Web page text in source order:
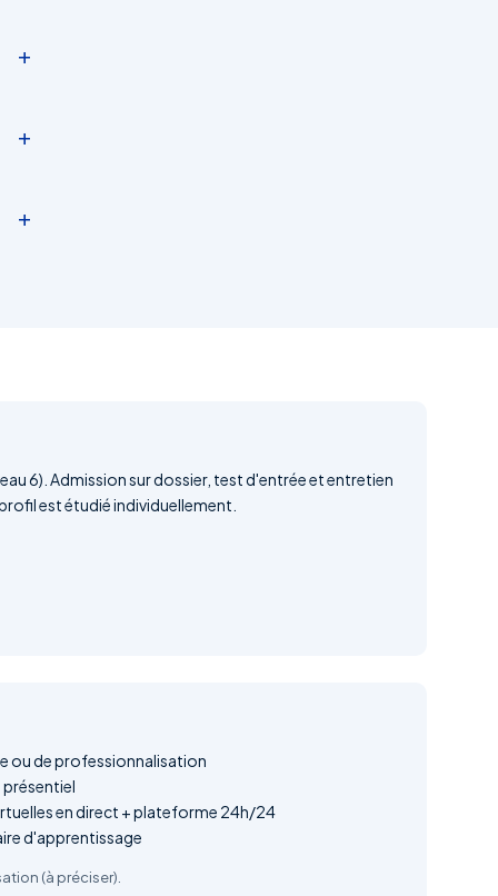
+
+
+
6). Admission sur dossier, test d'entrée et entretien
est étudié individuellement.
ou de professionnalisation
en direct + plateforme 24h/24
d'apprentissage
(à préciser).